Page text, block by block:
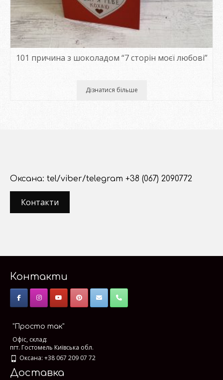
101 причина з шоколадом “7 сторін моєї любові”
Дізнатися більше
Оксана: tel/viber/telegram +38 (067) 2090772
Контакти
Контакти
"Просто так"
Офіс, склад:
пгт. Гостомель Київська обл.
Оксана: +38 067 209 07 72
Доставка